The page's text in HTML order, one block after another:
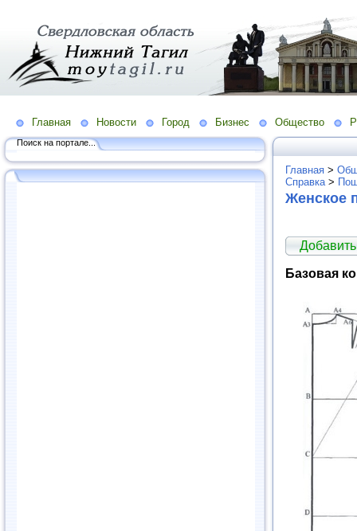
Главная Новости Город Бизнес Общество
Поиск на портале...
Главная >
Справка >
Женское
Базовая